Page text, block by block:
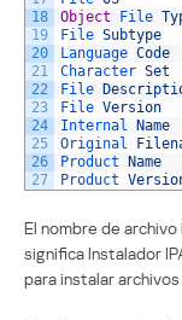
18
19
20
21
22
23
24
25
26
27
Object
File
File Subtype
Language Code
Character Set
File
File Version
Internal Name
Original
Product Name
Product
El nombre de archivo
significa Instalador
para instalar